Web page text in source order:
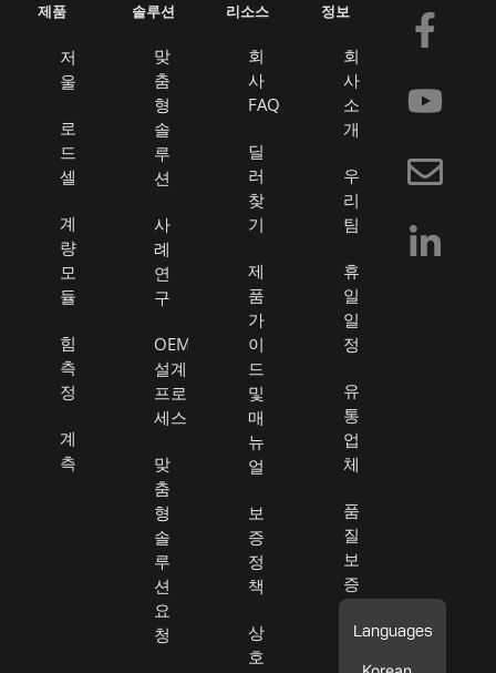
제품
저
울
로
드
셀
계
량
모
듈
힘
측
정
계
측
솔루션
맞
춤
형
솔
루
션
사
례
연
구
OEM
설계
프로
세스
맞
춤
형
솔
루
션
요
청
리소스
회
사
FAQ
딜
러
찾
기
제
품
가
이
드
및
매
뉴
얼
보
증
정
책
상
호
정보
회
사
소
개
우
리
팀
휴
일
일
정
유
통
업
체
품
질
보
증
판
F
a
c
b
o
유
튜
브
봉
투
링
크
드